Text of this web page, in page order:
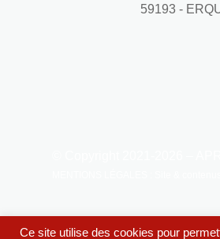
59193 -
Ce site utilise des cookies pour